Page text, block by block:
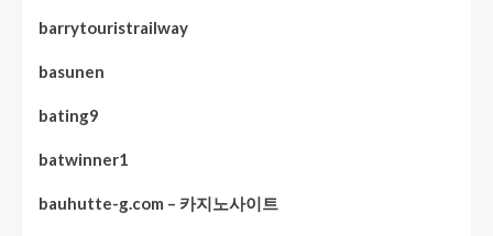
barrytouristrailway
basunen
bating9
batwinner1
bauhutte-g.com – 카지노사이트